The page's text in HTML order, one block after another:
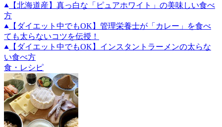
【北海道産】真っ白な「ピュアホワイト」の美味しい食べ
方
【ダイエット中でもOK】管理栄養士が「カレー」を食べ
ても太らないコツを伝授！
【ダイエット中でもOK】インスタントラーメンの太らな
い食べ方
食・レシピ